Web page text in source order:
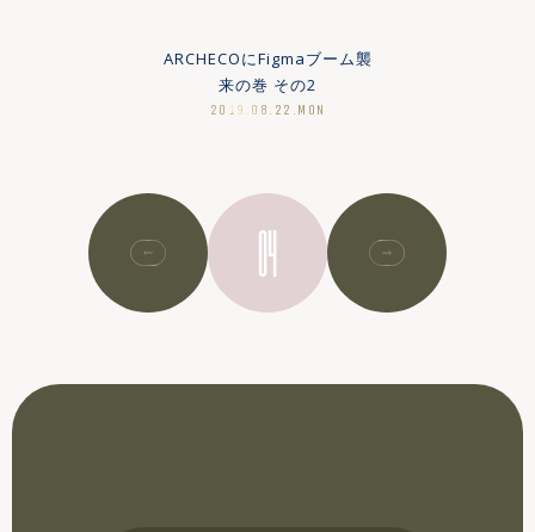
ARCHECOにFigmaブーム襲
来の巻 その2
2019.08.22.MON
04